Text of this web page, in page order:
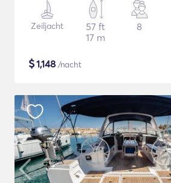
Zeiljacht
57 ft
17 m
8
$1,148 /nacht